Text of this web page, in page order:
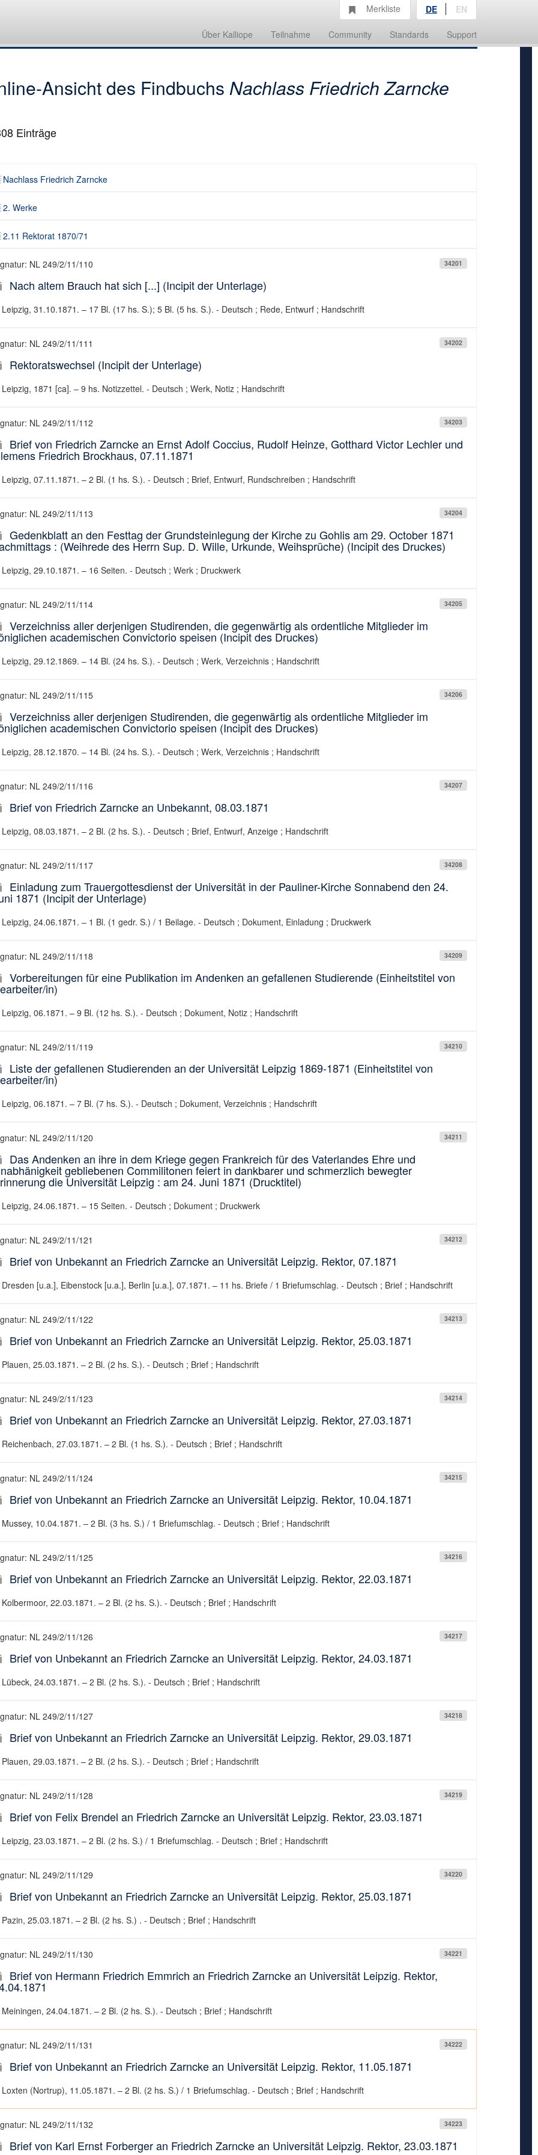
Über Kalliope Teilnahme Community Standards Support
Merkliste DE EN
Ansicht des Findbuchs Nachlass Friedrich Zarncke
Einträge
Nachlass Friedrich Zarncke
2. Werke
2.11 Rektorat 1870/71
34201
NL 249/2/11/110
Nach altem Brauch hat sich [...] (Incipit der Unterlage)
Leipzig, 31.10.1871. – 17 Bl. (17 hs. S.); 5 Bl. (5 hs. S.). - Deutsch ; Rede, Entwurf ; Handschrift
34202
NL 249/2/11/111
Rektoratswechsel (Incipit der Unterlage)
Leipzig, 1871 [ca]. – 9 hs. Notizzettel. - Deutsch ; Werk, Notiz ; Handschrift
34203
NL 249/2/11/112
Brief von Friedrich Zarncke an Ernst Adolf Coccius, Rudolf Heinze, Gotthard Victor Lechler und
Friedrich Brockhaus, 07.11.1871
Leipzig, 07.11.1871. – 2 Bl. (1 hs. S.). - Deutsch ; Brief, Entwurf, Rundschreiben ; Handschrift
34204
NL 249/2/11/113
Gedenkblatt an den Festtag der Grundsteinlegung der Kirche zu Gohlis am 29. October 1871
: (Weihrede des Herrn Sup. D. Wille, Urkunde, Weihsprüche) (Incipit des Druckes)
Leipzig, 29.10.1871. – 16 Seiten. - Deutsch ; Werk ; Druckwerk
34205
NL 249/2/11/114
Verzeichniss aller derjenigen Studirenden, die gegenwärtig als ordentliche Mitglieder im
academischen Convictorio speisen (Incipit des Druckes)
Leipzig, 29.12.1869. – 14 Bl. (24 hs. S.). - Deutsch ; Werk, Verzeichnis ; Handschrift
34206
NL 249/2/11/115
Verzeichniss aller derjenigen Studirenden, die gegenwärtig als ordentliche Mitglieder im
academischen Convictorio speisen (Incipit des Druckes)
Leipzig, 28.12.1870. – 14 Bl. (24 hs. S.). - Deutsch ; Werk, Verzeichnis ; Handschrift
34207
NL 249/2/11/116
Brief von Friedrich Zarncke an Unbekannt, 08.03.1871
Leipzig, 08.03.1871. – 2 Bl. (2 hs. S.). - Deutsch ; Brief, Entwurf, Anzeige ; Handschrift
34208
NL 249/2/11/117
Einladung zum Trauergottesdienst der Universität in der Pauliner-Kirche Sonnabend den 24.
1871 (Incipit der Unterlage)
Leipzig, 24.06.1871. – 1 Bl. (1 gedr. S.) / 1 Beilage. - Deutsch ; Dokument, Einladung ; Druckwerk
34209
NL 249/2/11/118
Vorbereitungen für eine Publikation im Andenken an gefallenen Studierende (Einheitstitel von
in)
Leipzig, 06.1871. – 9 Bl. (12 hs. S.). - Deutsch ; Dokument, Notiz ; Handschrift
34210
NL 249/2/11/119
Liste der gefallenen Studierenden an der Universität Leipzig 1869-1871 (Einheitstitel von
in)
Leipzig, 06.1871. – 7 Bl. (7 hs. S.). - Deutsch ; Dokument, Verzeichnis ; Handschrift
34211
NL 249/2/11/120
Das Andenken an ihre in dem Kriege gegen Frankreich für des Vaterlandes Ehre und
gebliebenen Commilitonen feiert in dankbarer und schmerzlich bewegter
die Universität Leipzig : am 24. Juni 1871 (Drucktitel)
Leipzig, 24.06.1871. – 15 Seiten. - Deutsch ; Dokument ; Druckwerk
34212
NL 249/2/11/121
Brief von Unbekannt an Friedrich Zarncke an Universität Leipzig. Rektor, 07.1871
Dresden [u.a.], Eibenstock [u.a.], Berlin [u.a.], 07.1871. – 11 hs. Briefe / 1 Briefumschlag. - Deutsch ; Brief ; Handschrift
34213
NL 249/2/11/122
Brief von Unbekannt an Friedrich Zarncke an Universität Leipzig. Rektor, 25.03.1871
Plauen, 25.03.1871. – 2 Bl. (2 hs. S.). - Deutsch ; Brief ; Handschrift
34214
NL 249/2/11/123
Brief von Unbekannt an Friedrich Zarncke an Universität Leipzig. Rektor, 27.03.1871
Reichenbach, 27.03.1871. – 2 Bl. (1 hs. S.). - Deutsch ; Brief ; Handschrift
34215
NL 249/2/11/124
Brief von Unbekannt an Friedrich Zarncke an Universität Leipzig. Rektor, 10.04.1871
Mussey, 10.04.1871. – 2 Bl. (3 hs. S.) / 1 Briefumschlag. - Deutsch ; Brief ; Handschrift
34216
NL 249/2/11/125
Brief von Unbekannt an Friedrich Zarncke an Universität Leipzig. Rektor, 22.03.1871
Kolbermoor, 22.03.1871. – 2 Bl. (2 hs. S.). - Deutsch ; Brief ; Handschrift
34217
NL 249/2/11/126
Brief von Unbekannt an Friedrich Zarncke an Universität Leipzig. Rektor, 24.03.1871
Lübeck, 24.03.1871. – 2 Bl. (2 hs. S.). - Deutsch ; Brief ; Handschrift
34218
NL 249/2/11/127
Brief von Unbekannt an Friedrich Zarncke an Universität Leipzig. Rektor, 29.03.1871
Plauen, 29.03.1871. – 2 Bl. (2 hs. S.). - Deutsch ; Brief ; Handschrift
34219
NL 249/2/11/128
Brief von Felix Brendel an Friedrich Zarncke an Universität Leipzig. Rektor, 23.03.1871
Leipzig, 23.03.1871. – 2 Bl. (2 hs. S.) / 1 Briefumschlag. - Deutsch ; Brief ; Handschrift
34220
NL 249/2/11/129
Brief von Unbekannt an Friedrich Zarncke an Universität Leipzig. Rektor, 25.03.1871
Pazin, 25.03.1871. – 2 Bl. (2 hs. S.) . - Deutsch ; Brief ; Handschrift
34221
NL 249/2/11/130
Brief von Hermann Friedrich Emmrich an Friedrich Zarncke an Universität Leipzig. Rektor,
Meiningen, 24.04.1871. – 2 Bl. (2 hs. S.). - Deutsch ; Brief ; Handschrift
34222
NL 249/2/11/131
Brief von Unbekannt an Friedrich Zarncke an Universität Leipzig. Rektor, 11.05.1871
Loxten (Nortrup), 11.05.1871. – 2 Bl. (2 hs. S.) / 1 Briefumschlag. - Deutsch ; Brief ; Handschrift
34223
NL 249/2/11/132
Brief von Karl Ernst Forberger an Friedrich Zarncke an Universität Leipzig. Rektor, 23.03.1871